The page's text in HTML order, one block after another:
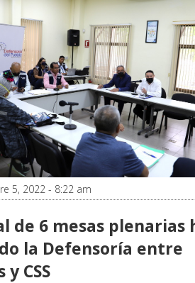
5, 2022 - 8:22 am
de 6 mesas plenarias
la Defensoría entre
CSS